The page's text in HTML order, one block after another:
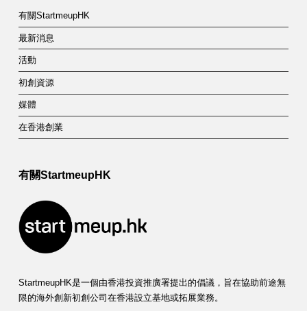
a
t
e
g
o
r
:
A
n
t
i
-
有關StartmeupHK
最新消息
活動
初創資源
媒體
在香港創業
有關StartmeupHK
StartmeupHK是一個由香港投資推廣署提出的倡議，旨在協助前途無
限的海外創新初創公司在香港設立基地或拓展業務。